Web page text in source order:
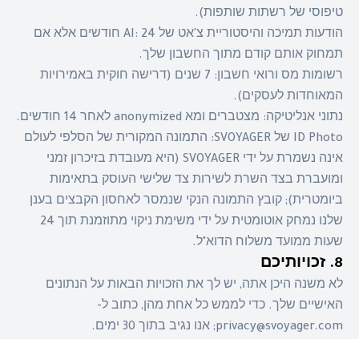
טיפוסי של רשתות שותפות).
הודעות תמיכה והיסטוריית צ'אט של AI: 24 חודשים אלא אם
תמחוק אותם קודם מתוך החשבון שלך.
רשומות מס ורואי חשבון: 7 שנים (דרישה חוקית באמירויות
המאוחדות לעסקים).
נתוני אנליטיקה: מצטברים ומא anonymized לאחר 14 חודשים.
ID Photo של SVOYAGER: התמונה המקורית של הסלפי לעולם
אינה נשמרת על ידי SVOYAGER (היא מעובדת בזיכרון זמני
ומועברת בצד השרת לשירות צד שלישי העוסק בתאימות
ביומטרית); קובץ התמונה הנקי שנמסר לאחסון הקבצים בענן
שלנו נמחק אוטומטית על ידי משימת ניקוי מתוזמנת תוך 24
שעות ממועד משלוח הדוא"ל.
8. זכויותיכם
לא משנה היכן אתה, יש לך את הזכויות הבאות על הנתונים
האישיים שלך. כדי לממש כל אחת מהן, כתוב ל-
privacy@svoyager.com; אנו נגיב בתוך 30 ימים.